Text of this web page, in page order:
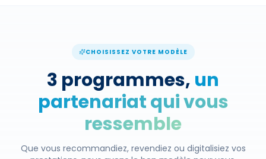
CHOISISSEZ VOTRE MODÈLE
3 programmes, un
partenariat qui vous
ressemble
Que vous recommandiez, revendiez ou digitalisiez vos